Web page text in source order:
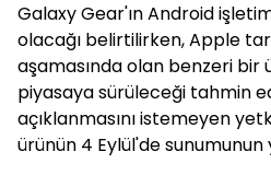
Galaxy Gear'ın Android
olacağı belirtilirken, Apple
aşamasında olan benzeri bir
piyasaya sürüleceği tahmin
açıklanmasını istemeyen
ürünün 4 Eylül'de sunumunun